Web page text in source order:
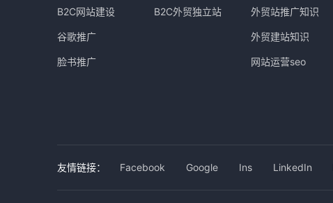
B2C网站建设
谷歌推广
脸书推广
B2C外贸独立站 外贸站推广知识
外贸建站知识
网站运营seo
友情链接： Facebook Google Ins LinkedIn